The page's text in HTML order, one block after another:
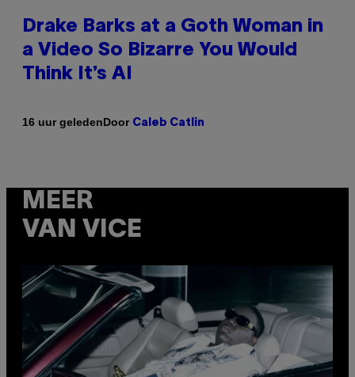
Drake Barks at a Goth Woman in
a Video So Bizarre You Would
Think It’s AI
16 uur geledenDoor Caleb Catlin
MEER
VAN VICE